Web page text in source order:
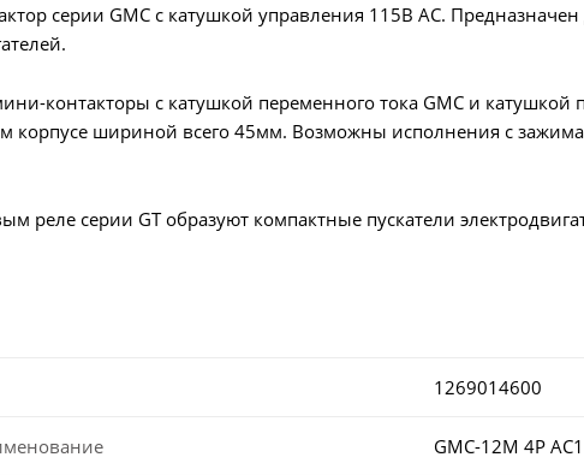
серии GMC с катушкой управления 115В AC.
контакторы с катушкой переменного тока GMC и катушкой
корпусе шириной всего 45мм. Возможны исполнения с
реле серии GT образуют компактные пускатели
1269014600
GMC-12M 4Р